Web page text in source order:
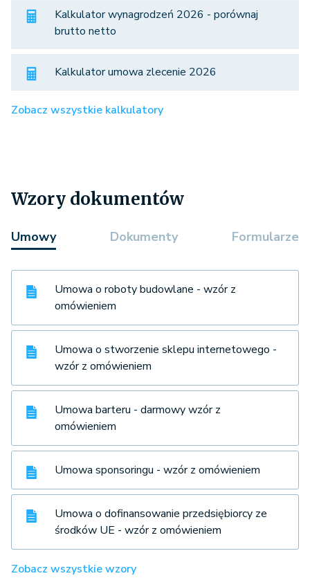
Kalkulator wynagrodzeń 2026 - porównaj
brutto netto
Kalkulator umowa zlecenie 2026
Zobacz wszystkie kalkulatory
Wzory dokumentów
Umowy Dokumenty Formularze
Umowa o roboty budowlane - wzór z
omówieniem
Umowa o stworzenie sklepu internetowego -
wzór z omówieniem
Umowa barteru - darmowy wzór z
omówieniem
Umowa sponsoringu - wzór z omówieniem
Umowa o dofinansowanie przedsiębiorcy ze
środków UE - wzór z omówieniem
Zobacz wszystkie wzory